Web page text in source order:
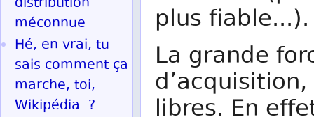
plus fiable...).
La grande
méconnue
Hé, en vrai, tu
sais comment ça
marche, toi,
Wikipédia ?